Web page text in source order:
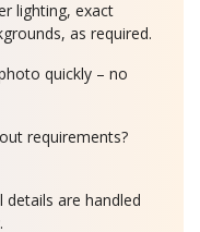
lighting, exact
as required.
quickly – no
requirements?
details are handled